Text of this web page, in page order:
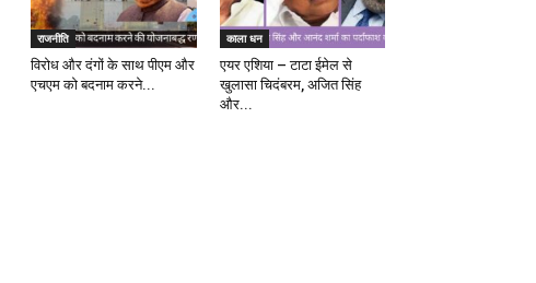
राजनीति
विरोध और दंगों के साथ पीएम और
एचएम को बदनाम करने...
काला धन
एयर एशिया – टाटा ईमेल से
खुलासा चिदंबरम, अजित सिंह
और...